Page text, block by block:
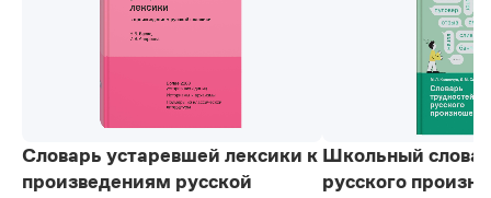
Словарь устаревшей лексики к
произведениям русской
Школьный
русского